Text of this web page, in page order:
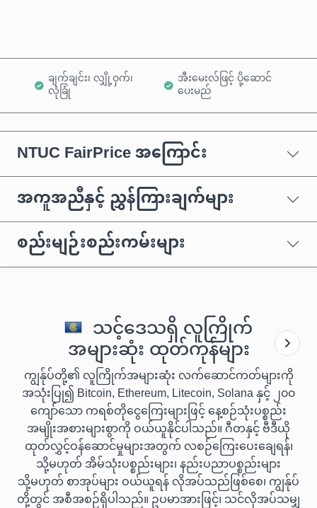
ချက်ချင်း၊ လျှို့ဝှက်၊
လုံခြုံ
အီးမေးလ်ဖြင့် ပို့ဆောင်
ပေးမည်
NTUC FairPrice အကြောင်း
အကူအညီနှင့် ညွှန်ကြားချက်များ
စည်းမျဉ်းစည်းကမ်းများ
သင့်ဒေသရှိ လူကြိုက်
အများဆုံး ထုတ်ကုန်များ
ကျွန်ုပ်တို့၏ လူကြိုက်အများဆုံး လက်ဆောင်ကတ်များကို
အသုံးပြု၍ Bitcoin, Ethereum, Litecoin, Solana နှင့် ၂၀၀
ကျော်သော ကရစ်တိုငွေကြေးများဖြင့် နေ့စဉ်သုံးပစ္စည်း
အမျိုးအစားများစွာကို ဝယ်ယူနိုင်ပါသည်။ ဂီတနှင့် ဗီဒီယို
ထုတ်လွှင့်ဝန်ဆောင်မှုများအတွက် လစဉ်ကြေးပေးချေရန်၊
သို့မဟုတ် အိမ်သုံးပစ္စည်းများ၊ နည်းပညာပစ္စည်းများ
သို့မဟုတ် စာအုပ်များ ဝယ်ယူရန် လိုအပ်သည်ဖြစ်စေ၊ ကျွန်ုပ်
တို့တွင် အစီအစဉ်ရှိပါသည်။ ဥပမာအားဖြင့်၊ သင်လိုအပ်သမျှ